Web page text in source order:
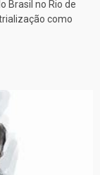
Brasil no Rio de
como